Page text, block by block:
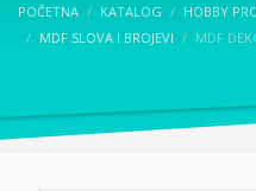
POČETNA KATALOG HOBBY
MDF SLOVA I BROJEVI
MDF